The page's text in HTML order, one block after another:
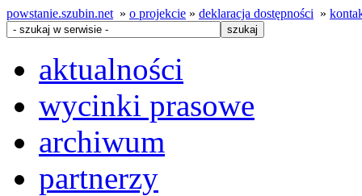
powstanie.szubin.net » o projekcie » deklaracja dostępności »
aktualności
wycinki prasowe
archiwum
partnerzy